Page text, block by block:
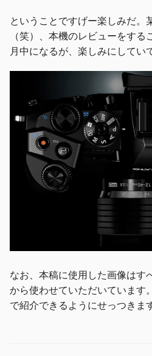
ということですげー楽しみだ。
（笑）、本機のレビューをす
月中になるが、楽しみにしてい
なお、本稿に使用した画像はす
から使わせていただいています
で紹介できるようにせっつきま